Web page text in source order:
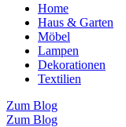
Home
Haus & Garten
Möbel
Lampen
Dekorationen
Textilien
Zum Blog
Zum Blog